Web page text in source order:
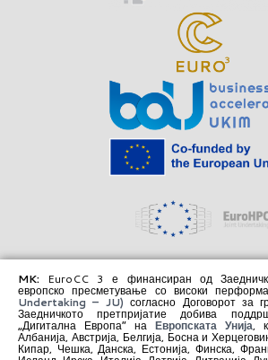
MK: EuroCC 3 е финансиран од
европско пресметување со високи
Undertaking – JU) согласно Договорот за
Заедничкото претпријатие добива
„Дигитална Европа“ на Европската Унија,
Албанија, Австрија, Белгија, Босна и
Кипар, Чешка, Данска, Естонија, Финска,